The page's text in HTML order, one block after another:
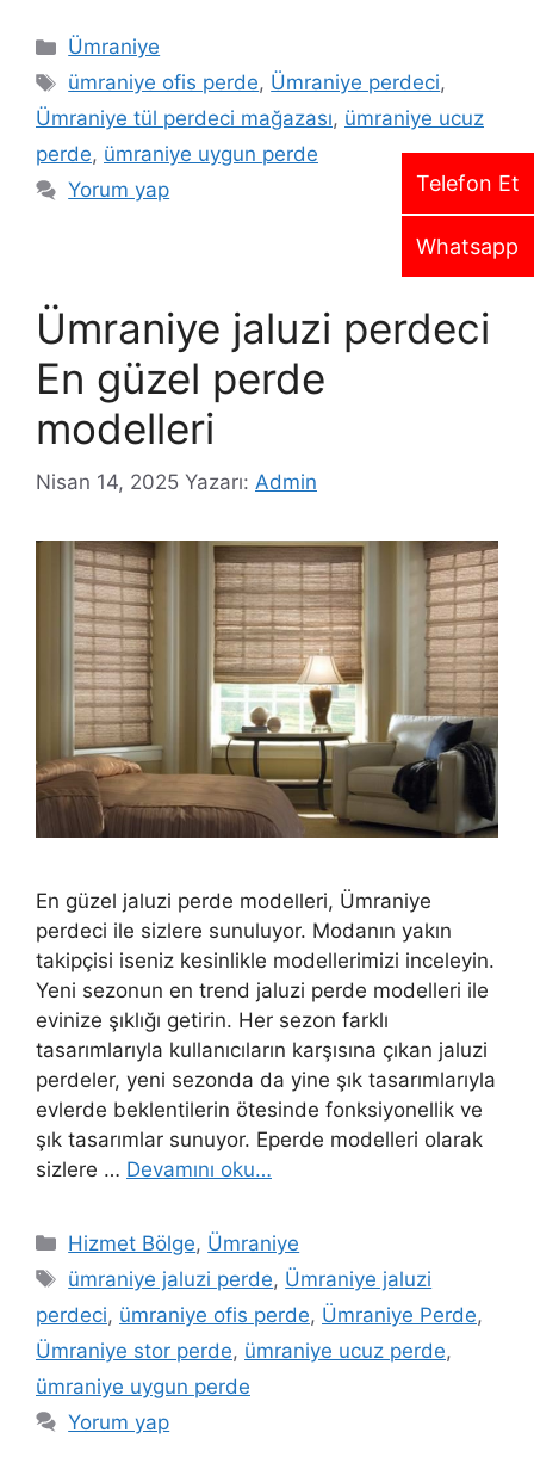
Telefon Et
Whatsapp
Ümraniye
ümraniye ofis perde, Ümraniye perdeci,
Ümraniye tül perdeci mağazası, ümraniye ucuz
perde, ümraniye uygun perde
Yorum yap
Ümraniye jaluzi perdeci
En güzel perde
modelleri
Nisan 14, 2025 Yazarı: Admin
En güzel jaluzi perde modelleri, Ümraniye
perdeci ile sizlere sunuluyor. Modanın yakın
takipçisi iseniz kesinlikle modellerimizi inceleyin.
Yeni sezonun en trend jaluzi perde modelleri ile
evinize şıklığı getirin. Her sezon farklı
tasarımlarıyla kullanıcıların karşısına çıkan jaluzi
perdeler, yeni sezonda da yine şık tasarımlarıyla
evlerde beklentilerin ötesinde fonksiyonellik ve
şık tasarımlar sunuyor. Eperde modelleri olarak
sizlere … Devamını oku…
Hizmet Bölge, Ümraniye
ümraniye jaluzi perde, Ümraniye jaluzi
perdeci, ümraniye ofis perde, Ümraniye Perde,
Ümraniye stor perde, ümraniye ucuz perde,
ümraniye uygun perde
Yorum yap